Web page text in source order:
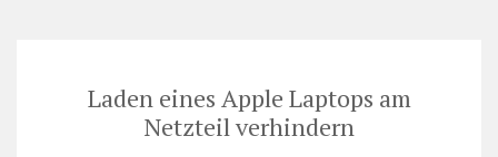
Laden eines Apple Laptops am
Netzteil verhindern